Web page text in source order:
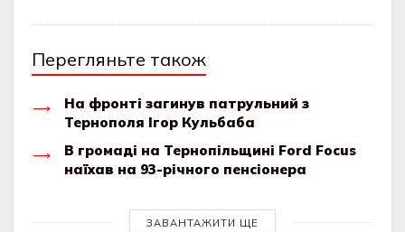
Перегляньте також
На фронті загинув патрульний з
Тернополя Ігор Кульбаба
В громаді на Тернопільщині Ford Focus
наїхав на 93-річного пенсіонера
ЗАВАНТАЖИТИ ЩЕ